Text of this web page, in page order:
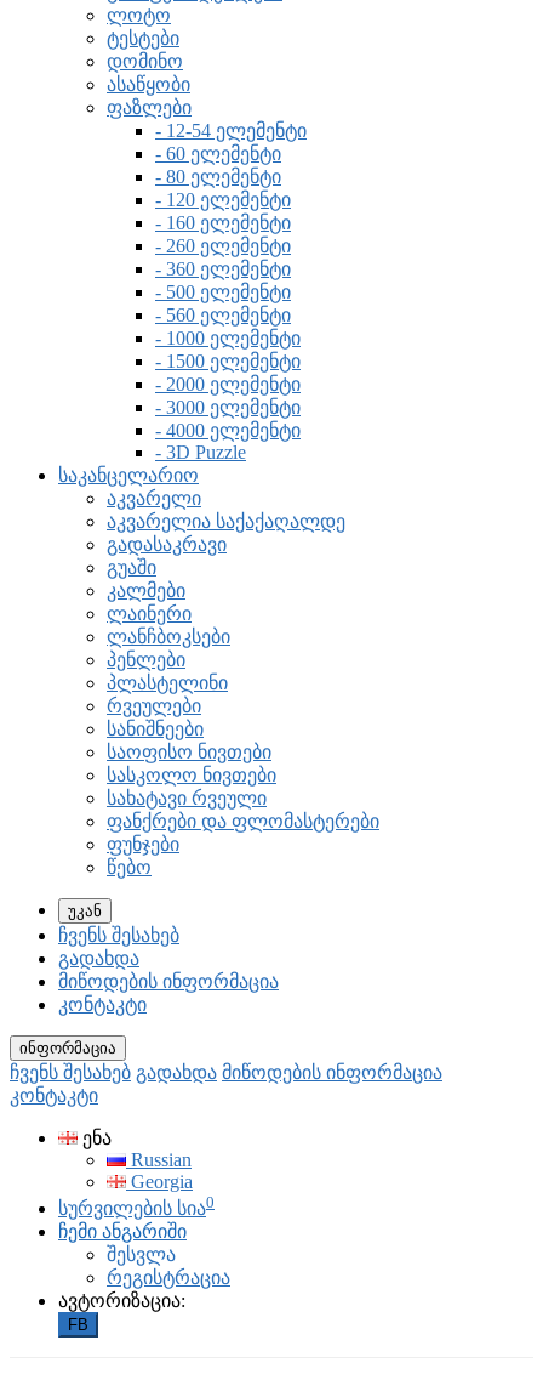
ლოტო
ტესტები
დომინო
ასაწყობი
ფაზლები
- 12-54 ელემენტი
- 60 ელემენტი
- 80 ელემენტი
- 120 ელემენტი
- 160 ელემენტი
- 260 ელემენტი
- 360 ელემენტი
- 500 ელემენტი
- 560 ელემენტი
- 1000 ელემენტი
- 1500 ელემენტი
- 2000 ელემენტი
- 3000 ელემენტი
- 4000 ელემენტი
- 3D Puzzle
საკანცელარიო
აკვარელი
აკვარელია საქაქაღალდე
გადასაკრავი
გუაში
კალმები
ლაინერი
ლანჩბოკსები
პენლები
პლასტელინი
რვეულები
სანიშნეები
საოფისო ნივთები
სასკოლო ნივთები
სახატავი რვეული
ფანქრები და ფლომასტერები
ფუნჯები
წებო
უკან
ჩვენს შესახებ
გადახდა
მიწოდების ინფორმაცია
კონტაკტი
ინფორმაცია
ჩვენს შესახებ გადახდა მიწოდების ინფორმაცია
კონტაკტი
ენა
Russian
Georgia
სურვილების სია0
ჩემი ანგარიში
შესვლა
რეგისტრაცია
ავტორიზაცია:
FB